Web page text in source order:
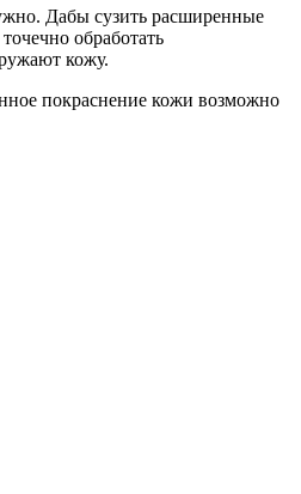
Дабы сузить расширенные
обработать
кожу.
покраснение кожи возможно